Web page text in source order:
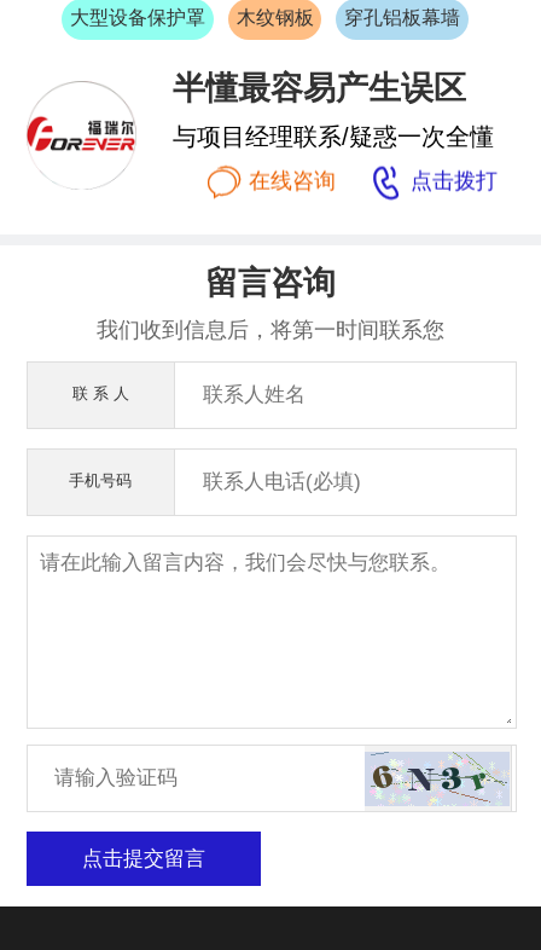
大型设备保护罩 木纹钢板 穿孔铝板幕墙
半懂最容易产生误区
与项目经理联系/疑惑一次全懂
 在线咨询  点击拨打
留言咨询
我们收到信息后，将第一时间联系您
联 系 人
手机号码
点击提交留言